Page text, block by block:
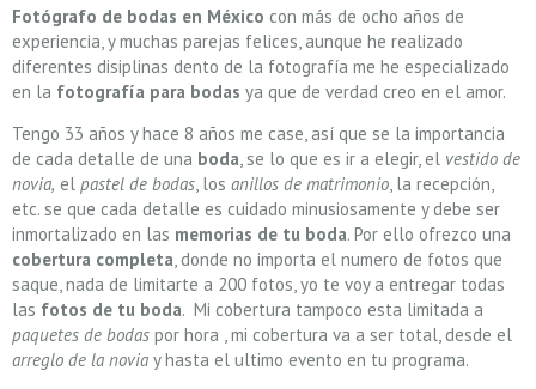
Fotógrafo de bodas en México con más de ocho años de
experiencia, y muchas parejas felices, aunque he realizado
diferentes disiplinas dento de la fotografía me he especializado
en la fotografía para bodas ya que de verdad creo en el amor.
Tengo 33 años y hace 8 años me case, así que se la importancia
de cada detalle de una boda, se lo que es ir a elegir, el vestido de
novia, el pastel de bodas, los anillos de matrimonio, la recepción,
etc. se que cada detalle es cuidado minusiosamente y debe ser
inmortalizado en las memorias de tu boda. Por ello ofrezco una
cobertura completa, donde no importa el numero de fotos que
saque, nada de limitarte a 200 fotos, yo te voy a entregar todas
las fotos de tu boda. Mi cobertura tampoco esta limitada a
paquetes de bodas por hora , mi cobertura va a ser total, desde el
arreglo de la novia y hasta el ultimo evento en tu programa.